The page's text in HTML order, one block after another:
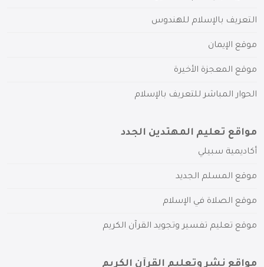
التعريف بالإسلام للهندوس
موقع الإيمان
موقع المعجزة الأخيرة
الحوار المباشر للتعريف بالإسلام
مواقع تعليم المهتدين الجدد
أكاديمية سبيلي
موقع المسلم الجديد
موقع الصلاة في الإسلام
موقع تعليم تفسير وتجويد القرآن الكريم
مواقع نشر وتعليم القرآن الكريم